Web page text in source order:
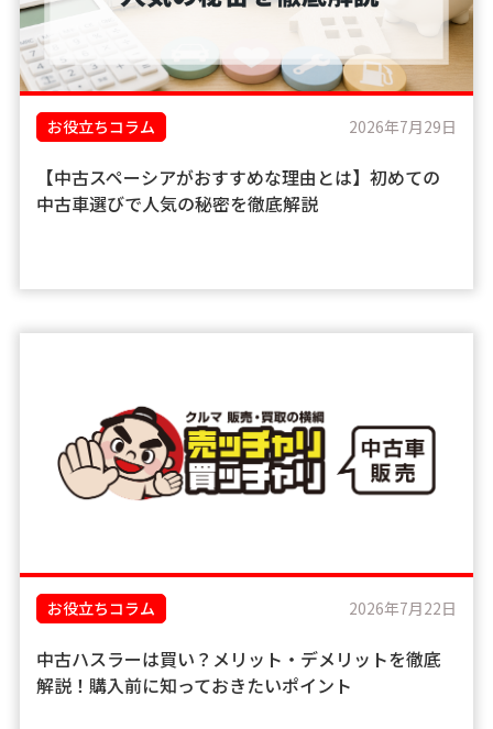
お役立ちコラム 2026年7月29日
【中古スペーシアがおすすめな理由とは】初めての
中古車選びで人気の秘密を徹底解説
お役立ちコラム 2026年7月22日
中古ハスラーは買い？メリット・デメリットを徹底
解説！購入前に知っておきたいポイント